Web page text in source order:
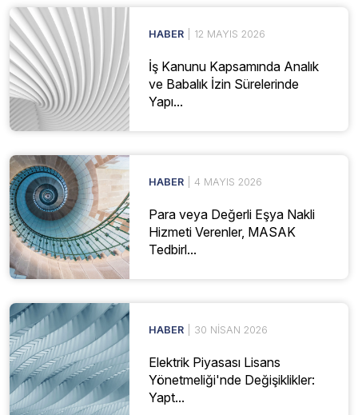
HABER | 12 MAYIS 2026
İş Kanunu Kapsamında Analık
ve Babalık İzin Sürelerinde
Yapı...
HABER | 4 MAYIS 2026
Para veya Değerli Eşya Nakli
Hizmeti Verenler, MASAK
Tedbirl...
HABER | 30 NISAN 2026
Elektrik Piyasası Lisans
Yönetmeliği'nde Değişiklikler:
Yapt...